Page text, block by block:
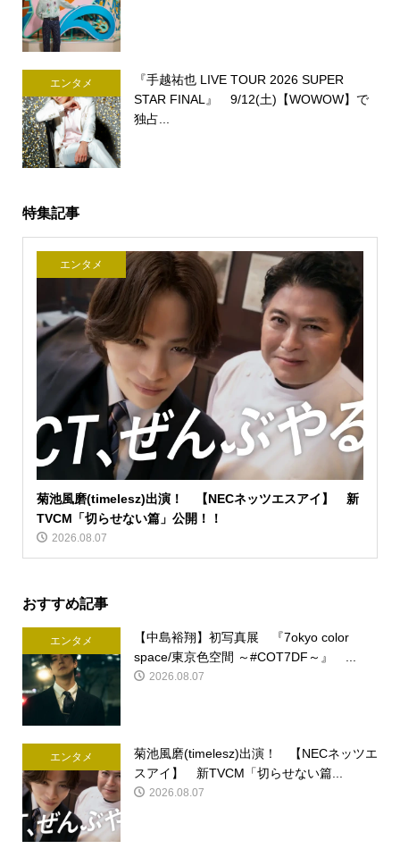
エンタメ
『手越祐也 LIVE TOUR 2026 SUPER
STAR FINAL』 9/12(土)【WOWOW】で
独占...
特集記事
エンタメ
菊池風磨(timelesz)出演！ 【NECネッツエスアイ】 新
TVCM「切らせない篇」公開！！
2026.08.07
おすすめ記事
エンタメ
【中島裕翔】初写真展 『7okyo color
space/東京色空間 ～#COT7DF～』 ...
2026.08.07
エンタメ
菊池風磨(timelesz)出演！ 【NECネッツエ
スアイ】 新TVCM「切らせない篇...
2026.08.07